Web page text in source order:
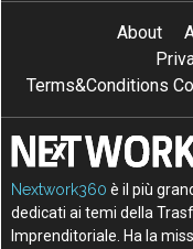
About
Terms&Conditions
Nextwork360 è il più
dedicati ai temi della
Imprenditoriale. Ha la